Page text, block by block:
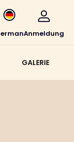
Anmeldung
GALERIE